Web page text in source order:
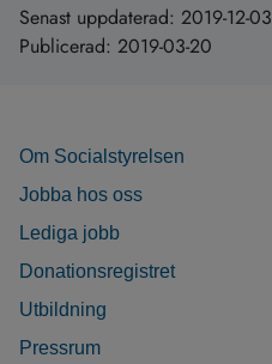
Senast uppdaterad: 2019-12-03
Publicerad: 2019-03-20
Om Socialstyrelsen
Jobba hos oss
Lediga jobb
Donationsregistret
Utbildning
Pressrum